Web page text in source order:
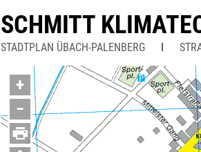
SCHMITT
STADTPLAN ÜBACH-PALENBERG
+
−